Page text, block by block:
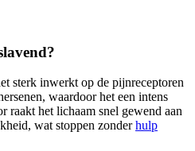
sterk inwerkt op de pijnreceptoren
waardoor het een intens
raakt het lichaam snel gewend aan
wat stoppen zonderhulp